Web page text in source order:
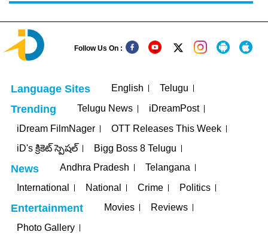
Follow Us On :
Language Sites English Telugu
Trending Telugu News
iDreamPost
iDream FilmNager
OTT Releases This Week
iD's క్రికెట్ స్పెషల్
Bigg Boss 8 Telugu
News Andhra Pradesh
Telangana
International
National Crime Politics
Entertainment Movies
Reviews
Photo Gallery